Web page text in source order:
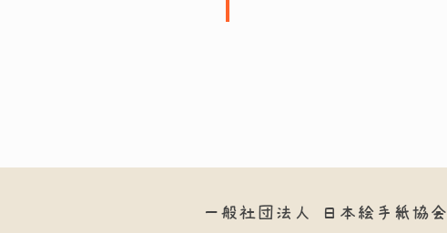
一般社団法人 日本絵手紙協会